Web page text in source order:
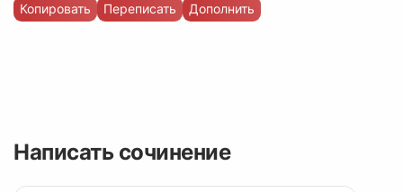
Копировать Переписать Дополнить
Написать сочинение